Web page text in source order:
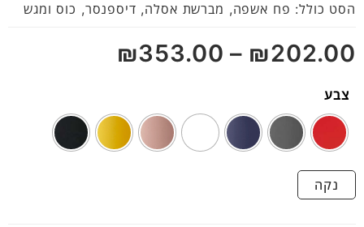
מתוך
הסט כולל: פח אשפה, מברשת אסלה, דיספנסר, כוס ומגש
₪202.00
–
₪353.00
צבע
נקה